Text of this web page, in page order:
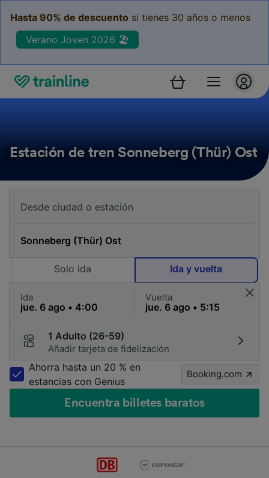
Hasta 90% de descuento si tienes 30 años o menos
Verano Joven 2026 🏖️
Estación de tren Sonneberg (Thür) Ost
Solo ida Ida y vuelta
Ida Vuelta
1 Adulto (26-59)
Añadir tarjeta de fidelización
Ahorra hasta un 20 % en
estancias con Genius
Booking.com
Encuentra billetes baratos